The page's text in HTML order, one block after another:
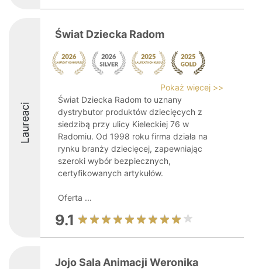
Laureaci
Świat Dziecka Radom
Pokaż więcej >>
Świat Dziecka Radom to uznany
dystrybutor produktów dziecięcych z
siedzibą przy ulicy Kieleckiej 76 w
Radomiu. Od 1998 roku firma działa na
rynku branży dziecięcej, zapewniając
szeroki wybór bezpiecznych,
certyfikowanych artykułów.
Oferta ...
9.1
Jojo Sala Animacji Weronika